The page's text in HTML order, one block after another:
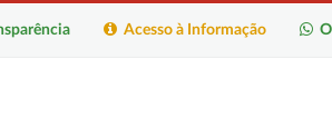
Acesso à Informação